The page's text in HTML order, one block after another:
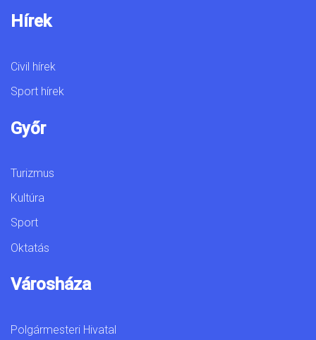
Hírek
Civil hírek
Sport hírek
Győr
Turizmus
Kultúra
Sport
Oktatás
Városháza
Polgármesteri Hivatal